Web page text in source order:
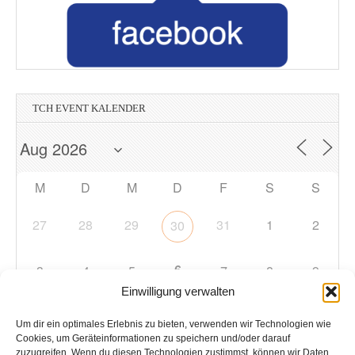
Einwilligung verwalten
Um dir ein optimales Erlebnis zu bieten, verwenden wir Technologien wie
Cookies, um Geräteinformationen zu speichern und/oder darauf
zuzugreifen. Wenn du diesen Technologien zustimmst, können wir Daten
TCH EVENT KALENDER
M D M D F S S
27 28 29 30 31 1 2
3 4 5 6 7 8 9
10 11 12 13 14 15